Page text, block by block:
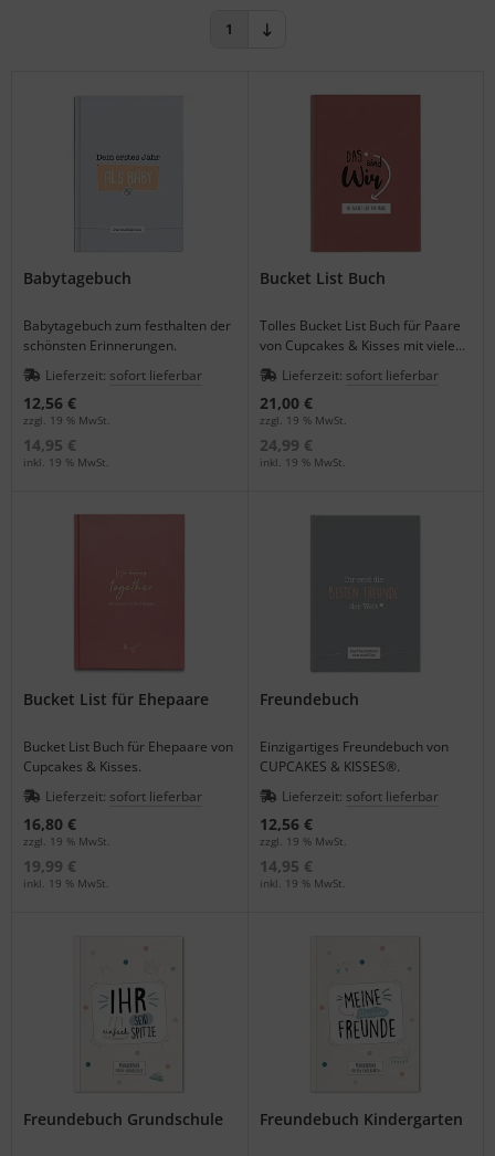
1
Babytagebuch
Babytagebuch zum festhalten der
schönsten Erinnerungen.
Lieferzeit: sofort lieferbar
12,56 €
zzgl. 19 % MwSt.
14,95 €
inkl. 19 % MwSt.
Bucket List Buch
Tolles Bucket List Buch für Paare
von Cupcakes & Kisses mit vielen
Aufgaben.
Lieferzeit: sofort lieferbar
21,00 €
zzgl. 19 % MwSt.
24,99 €
inkl. 19 % MwSt.
Bucket List für Ehepaare
Bucket List Buch für Ehepaare von
Cupcakes & Kisses.
Lieferzeit: sofort lieferbar
16,80 €
zzgl. 19 % MwSt.
19,99 €
inkl. 19 % MwSt.
Freundebuch
Einzigartiges Freundebuch von
CUPCAKES & KISSES®.
Lieferzeit: sofort lieferbar
12,56 €
zzgl. 19 % MwSt.
14,95 €
inkl. 19 % MwSt.
Freundebuch Grundschule Freundebuch Kindergarten